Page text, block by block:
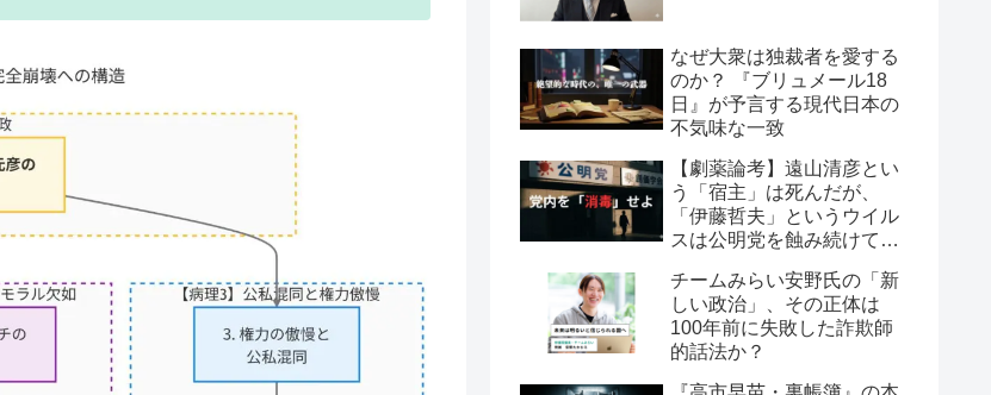
なぜ大衆は独裁者を愛する
のか？ 『ブリュメール18
日』が予言する現代日本の
不気味な一致
【劇薬論考】遠山清彦とい
う「宿主」は死んだが、
「伊藤哲夫」というウイル
スは公明党を蝕み続けてい
チームみらい安野氏の「新
しい政治」、その正体は
100年前に失敗した詐欺師
的話法か？